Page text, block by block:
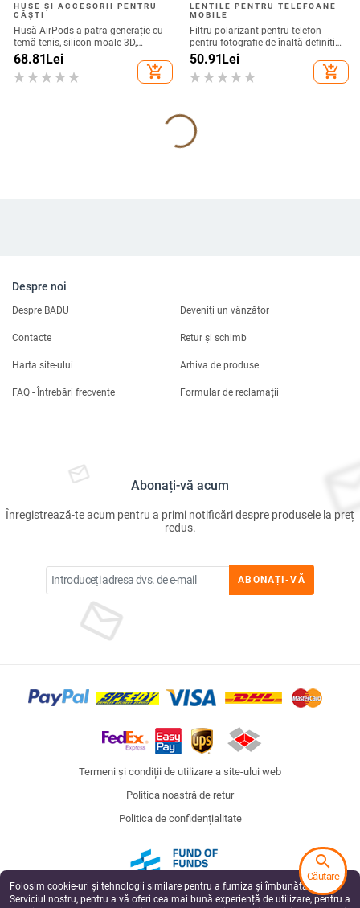
HUSE ȘI ACCESORII PENTRU
CĂȘTI
Husă AirPods a patra generație cu
temă tenis, silicon moale 3D,
compatibilă cu AirPods 3 și Pro 2
68.81Lei
add_shopping_cart
LENTILE PENTRU TELEFOANE
MOBILE
Filtru polarizant pentru telefon
pentru fotografie de înaltă definiție
— filtru ND, model GZM
50.91Lei
add_shopping_cart
Despre noi
Despre BADU Deveniți un vânzător
Contacte Retur și schimb
Harta site-ului Arhiva de produse
FAQ - Întrebări frecvente Formular de reclamații
Abonați-vă acum
Înregistrează-te acum pentru a primi notificări despre produsele la preț
redus.
ABONAȚI-VĂ
Termeni și condiții de utilizare a site-ului web
Politica noastră de retur
Politica de confidențialitate
Fund of Funds
Folosim cookie-uri și tehnologii similare pentru a furniza și îmbunătăți
Serviciul nostru, pentru a vă oferi cea mai bună experiență de utilizare, pentru a
search
Căutare